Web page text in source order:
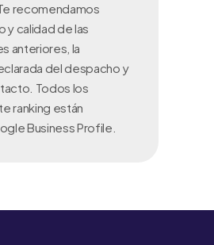
recomendamos
y calidad de las
anteriores, la
del despacho y
Todos los
ranking están
Business Profile.